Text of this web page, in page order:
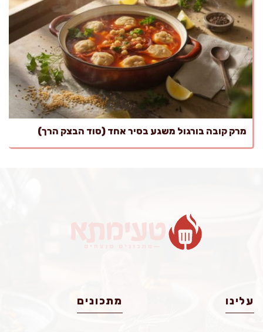
מרק קובה בורגול משגע בסיר אחד (סוד הבצק הרך)
עלינו מתכונים